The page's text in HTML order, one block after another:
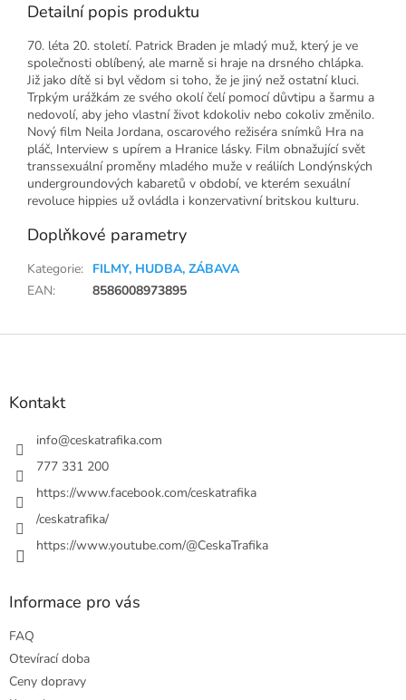
Detailní popis produktu
70. léta 20. století. Patrick Braden je mladý muž, který je ve
společnosti oblíbený, ale marně si hraje na drsného chlápka.
Již jako dítě si byl vědom si toho, že je jiný než ostatní kluci.
Trpkým urážkám ze svého okolí čelí pomocí důvtipu a šarmu a
nedovolí, aby jeho vlastní život kdokoliv nebo cokoliv změnilo.
Nový film Neila Jordana, oscarového režiséra snímků Hra na
pláč, Interview s upírem a Hranice lásky. Film obnažující svět
transsexuální proměny mladého muže v reáliích Londýnských
undergroundových kabaretů v období, ve kterém sexuální
revoluce hippies už ovládla i konzervativní britskou kulturu.
Doplňkové parametry
Kategorie: FILMY, HUDBA, ZÁBAVA
EAN: 8586008973895
Z
Kontakt
info@ceskatrafika.com
777 331 200
https://www.facebook.com/ceskatrafika
/ceskatrafika/
https://www.youtube.com/@CeskaTrafika
Informace pro vás
FAQ
Otevírací doba
Ceny dopravy